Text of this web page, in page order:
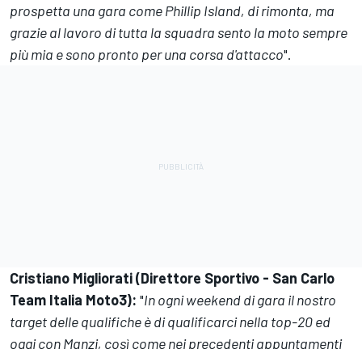
prospetta una gara come Phillip Island, di rimonta, ma
grazie al lavoro di tutta la squadra sento la moto sempre
più mia e sono pronto per una corsa d'attacco".
Cristiano Migliorati (Direttore Sportivo - San Carlo
Team Italia Moto3): "In ogni weekend di gara il nostro
target delle qualifiche è di qualificarci nella top-20 ed
oggi con Manzi, così come nei precedenti appuntamenti